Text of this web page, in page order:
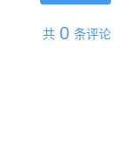
共 0 条评论